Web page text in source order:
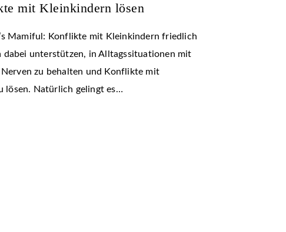
mit Kleinkindern lösen
Mamiful: Konflikte mit Kleinkindern friedlich
dabei unterstützen, in Alltagssituationen mit
zu behalten und Konflikte mit
lösen. Natürlich gelingt es…